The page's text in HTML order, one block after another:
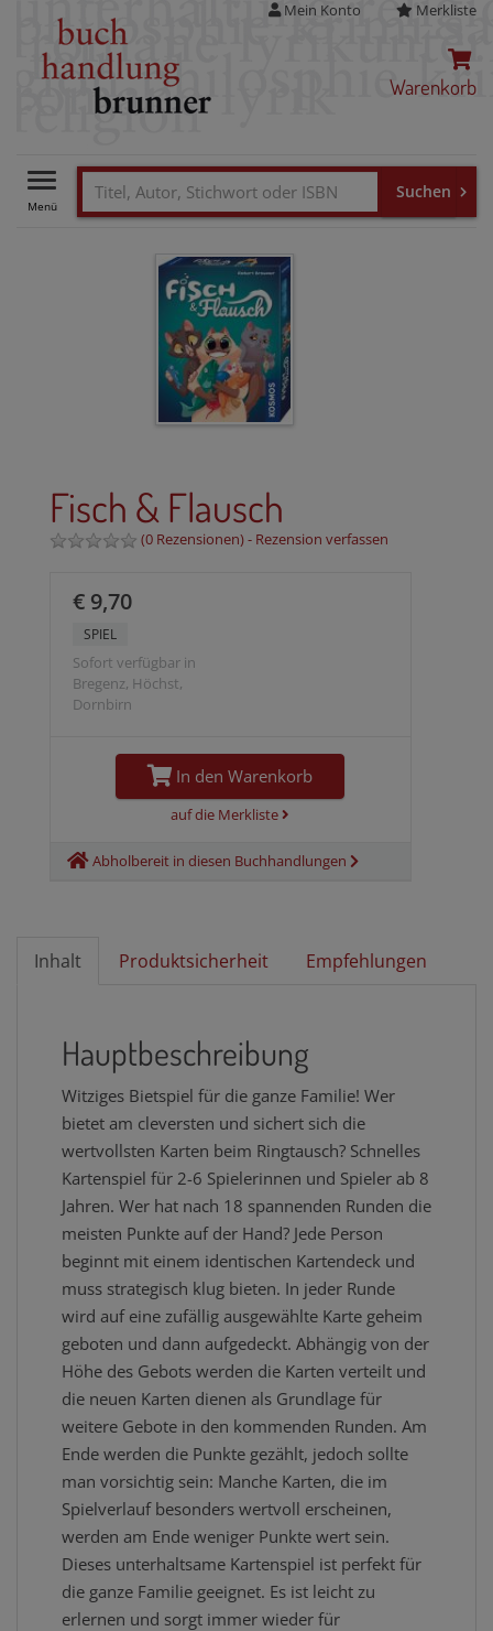
Mein Konto Merkliste
Warenkorb
Toggle
navigation
Fisch & Flausch
(0 Rezensionen) - Rezension verfassen
€ 9,70
SPIEL
Sofort verfügbar in
Bregenz, Höchst,
Dornbirn
In den Warenkorb
auf die Merkliste
Abholbereit in diesen Buchhandlungen
Inhalt Produktsicherheit Empfehlungen
Hauptbeschreibung
Witziges Bietspiel für die ganze Familie! Wer
bietet am cleversten und sichert sich die
wertvollsten Karten beim Ringtausch? Schnelles
Kartenspiel für 2-6 Spielerinnen und Spieler ab 8
Jahren. Wer hat nach 18 spannenden Runden die
meisten Punkte auf der Hand? Jede Person
beginnt mit einem identischen Kartendeck und
muss strategisch klug bieten. In jeder Runde
wird auf eine zufällig ausgewählte Karte geheim
geboten und dann aufgedeckt. Abhängig von der
Höhe des Gebots werden die Karten verteilt und
die neuen Karten dienen als Grundlage für
weitere Gebote in den kommenden Runden. Am
Ende werden die Punkte gezählt, jedoch sollte
man vorsichtig sein: Manche Karten, die im
Spielverlauf besonders wertvoll erscheinen,
werden am Ende weniger Punkte wert sein.
Dieses unterhaltsame Kartenspiel ist perfekt für
die ganze Familie geeignet. Es ist leicht zu
erlernen und sorgt immer wieder für